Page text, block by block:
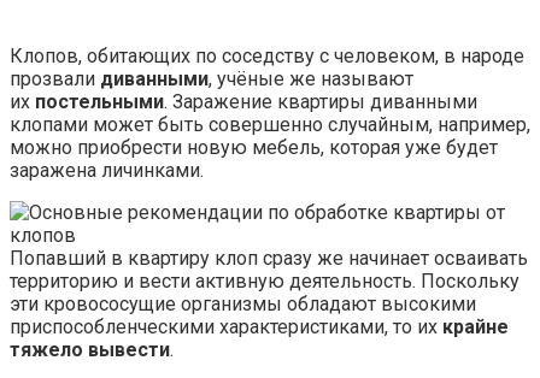
Клопов, обитающих по соседству с человеком, в народе
прозвали диванными, учёные же называют
их постельными. Заражение квартиры диванными
клопами может быть совершенно случайным, например,
можно приобрести новую мебель, которая уже будет
заражена личинками.
Попавший в квартиру клоп сразу же начинает осваивать
территорию и вести активную деятельность. Поскольку
эти кровососущие организмы обладают высокими
приспособленческими характеристиками, то их крайне
тяжело вывести.